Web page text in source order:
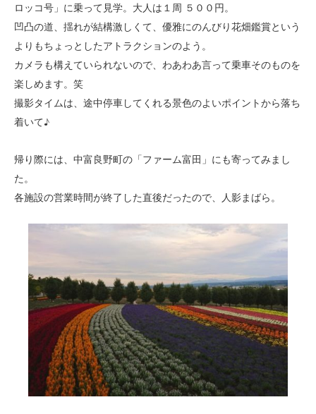
ロッコ号」に乗って見学。大人は１周 ５００円。
凹凸の道、揺れが結構激しくて、優雅にのんびり花畑鑑賞という
よりもちょっとしたアトラクションのよう。
カメラも構えていられないので、わあわあ言って乗車そのものを
楽しめます。笑
撮影タイムは、途中停車してくれる景色のよいポイントから落ち
着いて♪
帰り際には、中富良野町の「ファーム富田」にも寄ってみまし
た。
各施設の営業時間が終了した直後だったので、人影まばら。